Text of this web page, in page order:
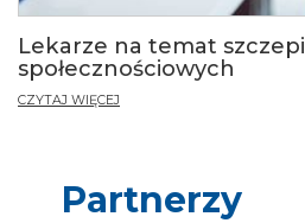
Lekarze na temat
społecznościowych
CZYTAJ WIĘCEJ
Partnerzy